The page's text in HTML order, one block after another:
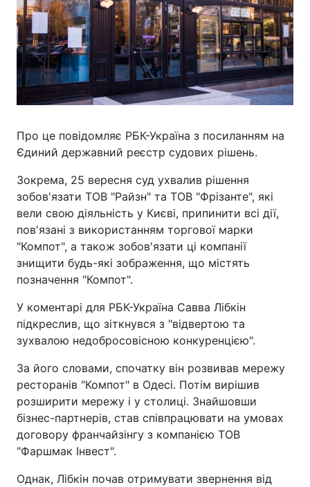
Про це повідомляє РБК-Україна з посиланням на
Єдиний державний реєстр судових рішень.
Зокрема, 25 вересня суд ухвалив рішення
зобов'язати ТОВ "Райзн" та ТОВ "Фрізанте", які
вели свою діяльність у Києві, припинити всі дії,
пов'язані з використанням торгової марки
"Компот", а також зобов'язати ці компанії
знищити будь-які зображення, що містять
позначення "Компот".
У коментарі для РБК-Україна Савва Лібкін
підкреслив, що зіткнувся з "відвертою та
зухвалою недобросовісною конкуренцією".
За його словами, спочатку він розвивав мережу
ресторанів "Компот" в Одесі. Потім вирішив
розширити мережу і у столиці. Знайшовши
бізнес-партнерів, став співпрацювати на умовах
договору франчайзінгу з компанією ТОВ
"Фаршмак Інвест".
Однак, Лібкін почав отримувати звернення від